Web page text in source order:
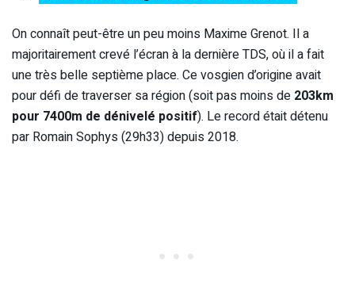
On connaît peut-être un peu moins Maxime Grenot. Il a
majoritairement crevé l’écran à la dernière TDS, où il a fait
une très belle septième place. Ce vosgien d’origine avait
pour défi de traverser sa région (soit pas moins de 203km
pour 7400m de dénivelé positif). Le record était détenu
par Romain Sophys (29h33) depuis 2018.